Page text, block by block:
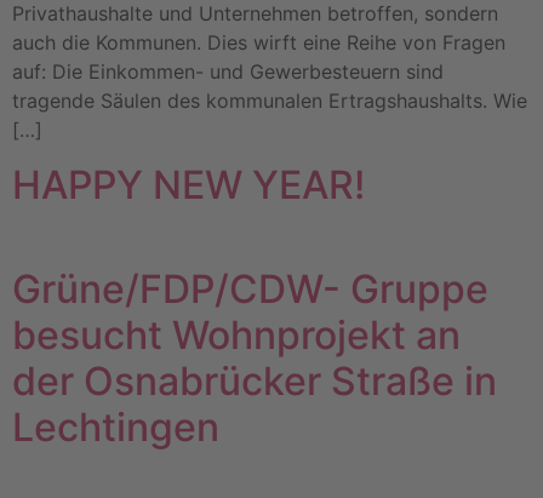
Privathaushalte und Unternehmen betroffen, sondern
auch die Kommunen. Dies wirft eine Reihe von Fragen
auf: Die Einkommen- und Gewerbesteuern sind
tragende Säulen des kommunalen Ertragshaushalts. Wie
[…]
HAPPY NEW YEAR!
Grüne/FDP/CDW- Gruppe
besucht Wohnprojekt an
der Osnabrücker Straße in
Lechtingen